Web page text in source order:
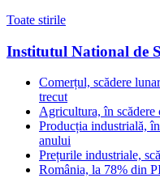
Toate stirile
Institutul National de
Comerțul, scădere
trecut
Agricultura, în scădere
Producția industrială,
anului
Prețurile industriale,
România, la 78% din